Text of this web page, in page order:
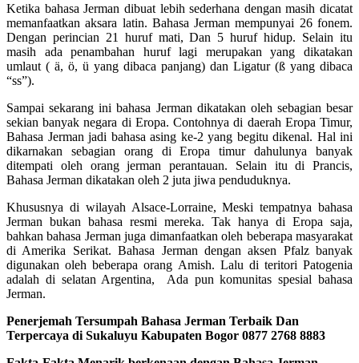
Ketika bahasa Jerman dibuat lebih sederhana dengan masih dicatat
memanfaatkan aksara latin. Bahasa Jerman mempunyai 26 fonem.
Dengan perincian 21 huruf mati, Dan 5 huruf hidup. Selain itu
masih ada penambahan huruf lagi merupakan yang dikatakan
umlaut ( ä, ö, ü yang dibaca panjang) dan Ligatur (ß yang dibaca
“ss”).
Sampai sekarang ini bahasa Jerman dikatakan oleh sebagian besar
sekian banyak negara di Eropa. Contohnya di daerah Eropa Timur,
Bahasa Jerman jadi bahasa asing ke-2 yang begitu dikenal. Hal ini
dikarnakan sebagian orang di Eropa timur dahulunya banyak
ditempati oleh orang jerman perantauan. Selain itu di Prancis,
Bahasa Jerman dikatakan oleh 2 juta jiwa penduduknya.
Khususnya di wilayah Alsace-Lorraine, Meski tempatnya bahasa
Jerman bukan bahasa resmi mereka. Tak hanya di Eropa saja,
bahkan bahasa Jerman juga dimanfaatkan oleh beberapa masyarakat
di Amerika Serikat. Bahasa Jerman dengan aksen Pfalz banyak
digunakan oleh beberapa orang Amish. Lalu di teritori Patogenia
adalah di selatan Argentina, Ada pun komunitas spesial bahasa
Jerman.
Penerjemah Tersumpah Bahasa Jerman Terbaik Dan
Terpercaya di Sukaluyu Kabupaten Bogor 0877 2768 8883